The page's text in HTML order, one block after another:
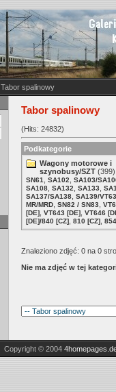
spalinowy
Tabor spalinowy
(Hits: 24832)
Podkategorie
Wagony motorowe i
szynobusy/SZT (399)
SN61 SA102
SA103/
SA108 SA132 SA133
SA137/SA138 SA139/
MR/MRD SN82 / SN83
[DE] VT643 [DE] VT646
[DE]/840 [CZ] 810 [CZ]
Znaleziono zdjęć: 0 na 0
Nie ma zdjęć w tej
Copyright © 2004